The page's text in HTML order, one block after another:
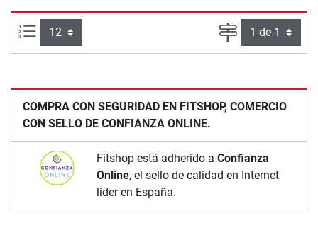
Artículos por página: Página
COMPRA CON SEGURIDAD EN FITSHOP, COMERCIO
CON SELLO DE CONFIANZA ONLINE.
Fitshop está adherido a Confianza
Online, el sello de calidad en Internet
líder en España.